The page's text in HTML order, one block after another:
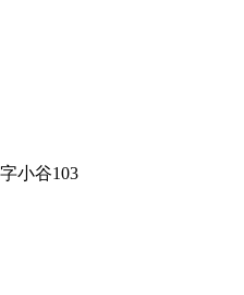
小谷103